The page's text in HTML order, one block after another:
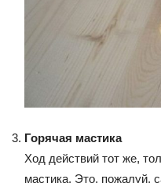
Горячая мастика
Ход действий тот же,
мастика. Это, пожалуй,